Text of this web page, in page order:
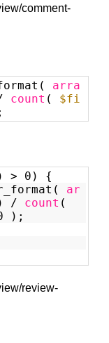
comment-
arra
count ( $fi
> 0) {
ar
/ count (
);
review-